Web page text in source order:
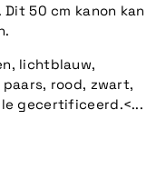
50 cm kanon kan
lichtblauw,
rood, zwart,
gecertificeerd.<...